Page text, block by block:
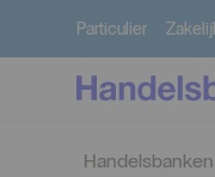
Particulier